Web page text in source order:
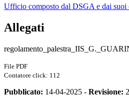
Ufficio composto dal DSGA e dai suoi
Allegati
File PDF
Contatore click: 112
Pubblicato: 14-04-2025 - Revisione: